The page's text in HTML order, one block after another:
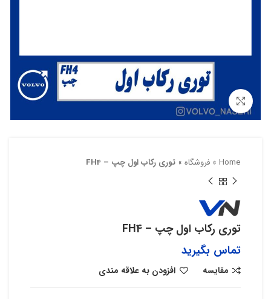
بزرگنمایی تصویر
Home
» فروشگاه » توری رکاب اول چپ – FH4
توری رکاب اول چپ – FH4
تماس بگیرید
مقایسه افزودن به علاقه مندی